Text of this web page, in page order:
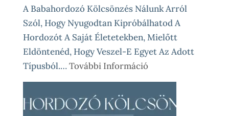
A Babahordozó Kölcsönzés Nálunk Arról
Szól, Hogy Nyugodtan Kipróbálhatod A
Hordozót A Saját Életetekben, Mielőtt
Eldöntenéd, Hogy Veszel-E Egyet Az Adott
Típusból.…További Információ:
Babahordozó
Kölcsönzés
Lépésről